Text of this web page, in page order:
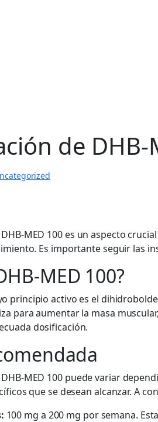
de DHB-
MED 100 es un aspecto
Es importante seguir las
MED 100?
principio activo es el
para aumentar la masa
dosificación.
MED 100 puede variar
que se desean alcanzar. A
100 mg a 200 mg por semana.